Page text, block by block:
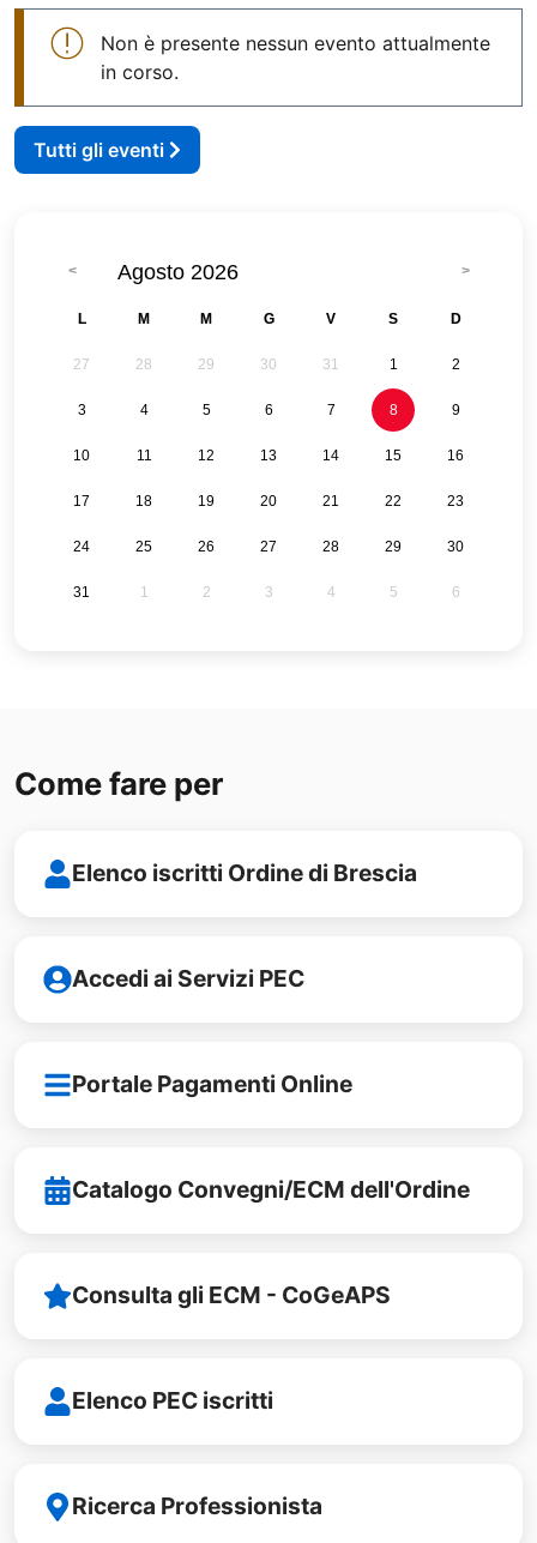
Non è presente nessun evento attualmente
in corso.
Tutti gli eventi
Agosto 2026
L M M G V S D
27 28 29 30 31 1 2
3 4 5 6 7 8 9
10 11 12 13 14 15 16
17 18 19 20 21 22 23
24 25 26 27 28 29 30
31 1 2 3 4 5 6
Come fare per
Elenco iscritti Ordine di Brescia
Accedi ai Servizi PEC
Portale Pagamenti Online
Catalogo Convegni/ECM dell'Ordine
Consulta gli ECM - CoGeAPS
Elenco PEC iscritti
Ricerca Professionista